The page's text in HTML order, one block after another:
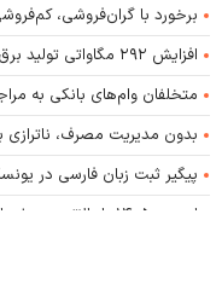
برخورد با گران‌فروشی،
افزایش ۲۹۲ مگاواتی تولید برق بدون مصرف حتی یک واحد سوخت اضافی
متخلفان وام‌های بانکی به
بدون مدیریت مصرف،
پیگیر ثبت زبان فارسی در
اربعین ۱۴۰۵ با بالاترین سطح امنیت و کمترین مشکلات برگزار شد